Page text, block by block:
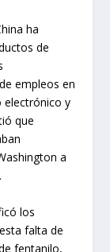
ha
de
empleos en
electrónico y
que
a
los
falta de
fentanilo,